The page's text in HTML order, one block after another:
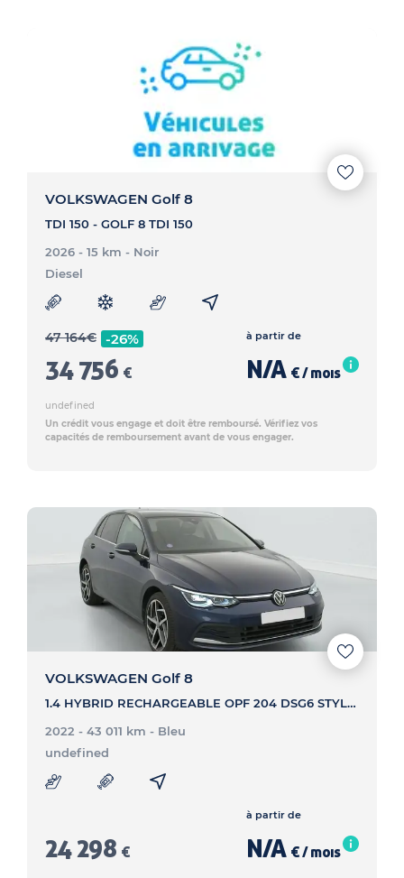
VOLKSWAGEN Golf 8
TDI 150 - GOLF 8 TDI 150
2026 - 15 km - Noir
Diesel
47 164€ -26%
34 756 €
à partir de
N/A € / mois
undefined
Un crédit vous engage et doit être remboursé. Vérifiez vos
capacités de remboursement avant de vous engager.
VOLKSWAGEN Golf 8
1.4 HYBRID RECHARGEABLE OPF 204 DSG6 STYLE - GOLF 8 1.4 HYBRID RECHARGEABLE OPF 204 DSG6 STYLE
2022 - 43 011 km - Bleu
undefined
24 298 €
à partir de
N/A € / mois